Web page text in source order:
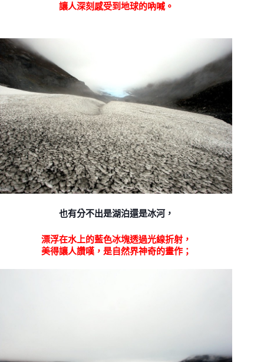
讓人深刻感受到地球的吶喊。
也有分不出是湖泊還是冰河，
漂浮在水上的藍色冰塊透過光線折射，
美得讓人讚嘆，是自然界神奇的畫作；